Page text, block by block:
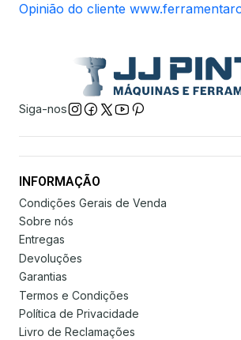
Opinião do cliente
Siga-nos
INFORMAÇÃO
Condições Gerais de Venda
Sobre nós
Entregas
Devoluções
Garantias
Termos e Condições
Política de Privacidade
Livro de Reclamações